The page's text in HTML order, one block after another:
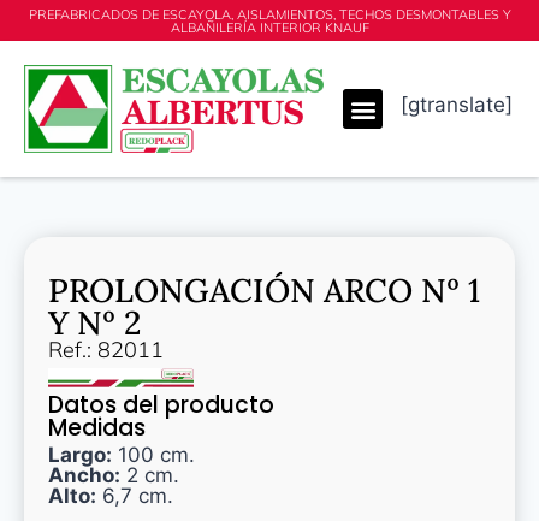
PREFABRICADOS DE ESCAYOLA, AISLAMIENTOS, TECHOS DESMONTABLES Y
ALBAÑILERÍA INTERIOR KNAUF
[gtranslate]
PROLONGACIÓN ARCO Nº 1
Y Nº 2
Ref.: 82011
Datos del producto
Medidas
Largo: 100 cm.
Ancho: 2 cm.
Alto: 6,7 cm.